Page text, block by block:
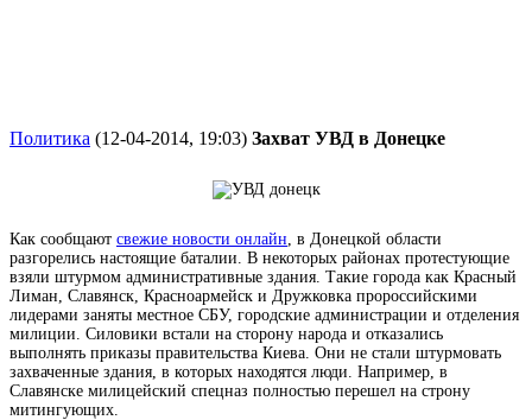
Политика (12-04-2014, 19:03) Захват УВД в Донецке
Как сообщают свежие новости онлайн, в Донецкой области
разгорелись настоящие баталии. В некоторых районах протестующие
взяли штурмом административные здания. Такие города как Красный
Лиман, Славянск, Красноармейск и Дружковка пророссийскими
лидерами заняты местное СБУ, городские администрации и отделения
милиции. Силовики встали на сторону народа и отказались
выполнять приказы правительства Киева. Они не стали штурмовать
захваченные здания, в которых находятся люди. Например, в
Славянске милицейский спецназ полностью перешел на строну
митингующих.